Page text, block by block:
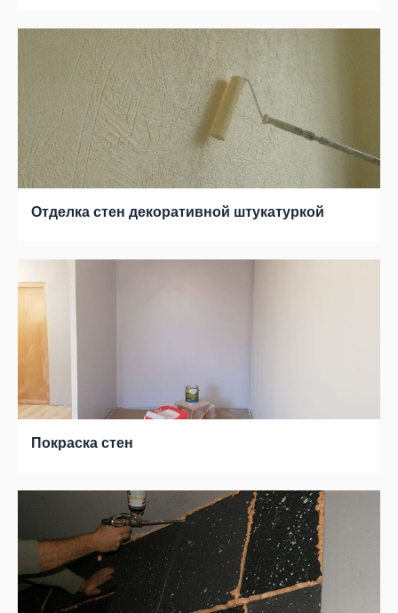
Отделка стен декоративной штукатуркой
Покраска стен